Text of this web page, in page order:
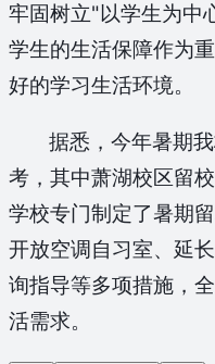
牢固树立"以学生为中
学生的生活保障作为
好的学习生活环境。
据悉，今年暑期
考，其中萧湖校区留
学校专门制定了暑期
开放空调自习室、延
询指导等多项措施，
活需求。